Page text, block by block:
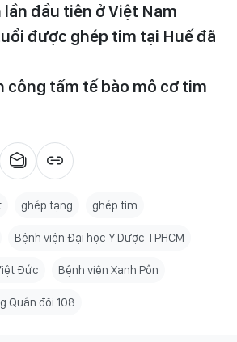
đầu tiên ở Việt Nam
được ghép tim tại Huế đã
công tấm tế bào mô cơ tim
ghép tạng ghép tim
Bệnh viện Đại học Y Dược TPHCM
Đức Bệnh viện Xanh Pôn
Quân đội 108